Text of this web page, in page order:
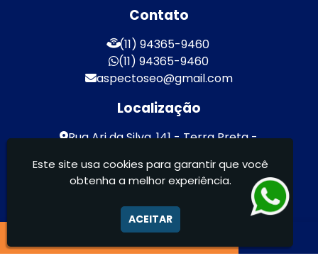
Contato
(11) 94365-9460
(11) 94365-9460
aspectoseo@gmail.com
Localização
Rua Ari da Silva, 141 - Terra Preta -
Aspecto Comunicação Visual Ltda -
Este site usa cookies para garantir que você
obtenha a melhor experiência.
ACEITAR